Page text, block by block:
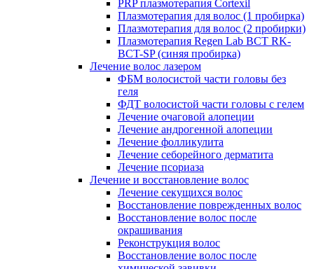
PRP плазмотерапия Cortexil
Плазмотерапия для волос (1 пробирка)
Плазмотерапия для волос (2 пробирки)
Плазмотерапия Regen Lab BCT RK-
BCT-SP (синяя пробирка)
Лечение волос лазером
ФБМ волосистой части головы без
геля
ФДТ волосистой части головы с гелем
Лечение очаговой алопеции
Лечение андрогенной алопеции
Лечение фолликулита
Лечение себорейного дерматита
Лечение псориаза
Лечение и восстановление волос
Лечение секущихся волос
Восстановление поврежденных волос
Восстановление волос после
окрашивания
Реконструкция волос
Восстановление волос после